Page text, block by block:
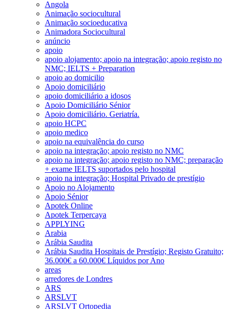
Angola
Animação sociocultural
Animação socioeducativa
Animadora Sociocultural
anúncio
apoio
apoio alojamento; apoio na integração; apoio registo no
NMC; IELTS + Preparation
apoio ao domicilio
Apoio domiciliário
apoio domiciliário a idosos
Apoio Domiciliário Sénior
Apoio domiciliário. Geriatría.
apoio HCPC
apoio medico
apoio na equivalência do curso
apoio na integração; apoio registo no NMC
apoio na integração; apoio registo no NMC; preparação
+ exame IELTS suportados pelo hospital
apoio na integração; Hospital Privado de prestígio
Apoio no Alojamento
Apoio Sénior
Apotek Online
Apotek Terpercaya
APPLYING
Arabia
Arábia Saudita
Arábia Saudita Hospitais de Prestígio; Registo Gratuito;
36.000€ a 60.000€ Líquidos por Ano
areas
arredores de Londres
ARS
ARSLVT
ARSLVT Ortopedia